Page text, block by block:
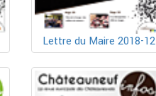
Lettre du Maire 2018-12